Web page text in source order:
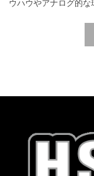
ウハウやアナログ的な